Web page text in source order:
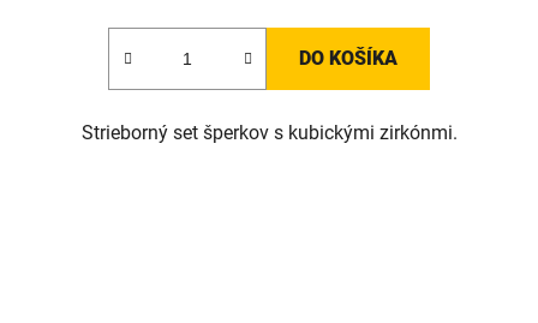
DO KOŠÍKA
Strieborný set šperkov s kubickými zirkónmi.